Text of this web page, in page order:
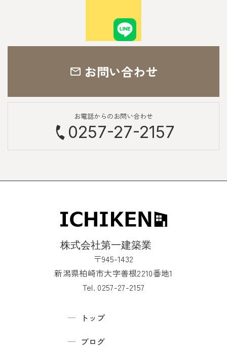
お問い合わせ
お電話からのお問い合わせ
0257-27-2157
〒945-1432
新潟県柏崎市大字善根2210番地1
Tel. 0257-27-2157
トップ
ブログ